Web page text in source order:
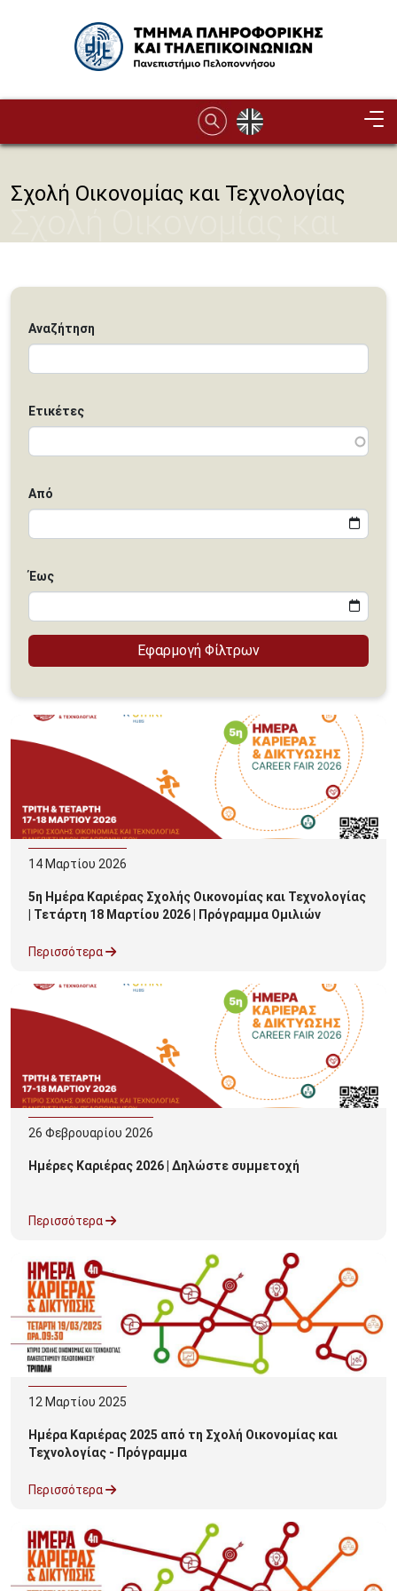
Image
Σχολή Οικονομίας και Τεχνολογίας
Αναζήτηση
Ετικέτες
Από
Έως
14 Μαρτίου 2026
5η Ημέρα Καριέρας Σχολής Οικονομίας και Τεχνολογίας
| Τετάρτη 18 Μαρτίου 2026 | Πρόγραμμα Ομιλιών
Περισσότερα
26 Φεβρουαρίου 2026
Ημέρες Καριέρας 2026 | Δηλώστε συμμετοχή
Περισσότερα
12 Μαρτίου 2025
Ημέρα Καριέρας 2025 από τη Σχολή Οικονομίας και
Τεχνολογίας - Πρόγραμμα
Περισσότερα